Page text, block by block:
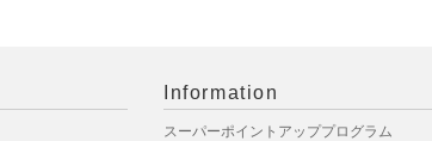
Information
スーパーポイントアッププログラム